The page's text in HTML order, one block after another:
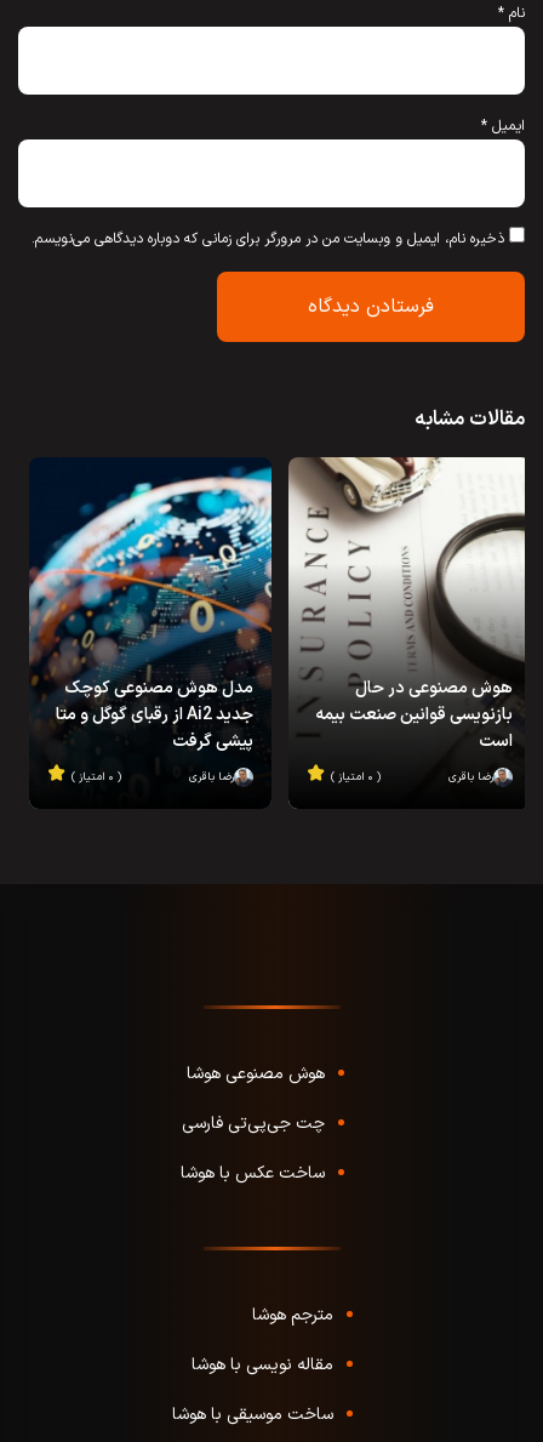
نام *
ایمیل *
ذخیره نام، ایمیل و وبسایت من در مرورگر برای زمانی که دوباره دیدگاهی می‌نویسم.
مقالات مشابه
هوش مصنوعی در حال
بازنویسی قوانین صنعت بیمه
است
رضا باقری ( ۰ امتیاز )
مدل هوش مصنوعی کوچک
جدید Ai2 از رقبای گوگل و متا
پیشی گرفت
رضا باقری ( ۰ امتیاز )
هوش مصنوعی هوشا
چت جی‌پی‌تی فارسی
ساخت عکس با هوشا
مترجم هوشا
مقاله نویسی با هوشا
ساخت موسیقی با هوشا